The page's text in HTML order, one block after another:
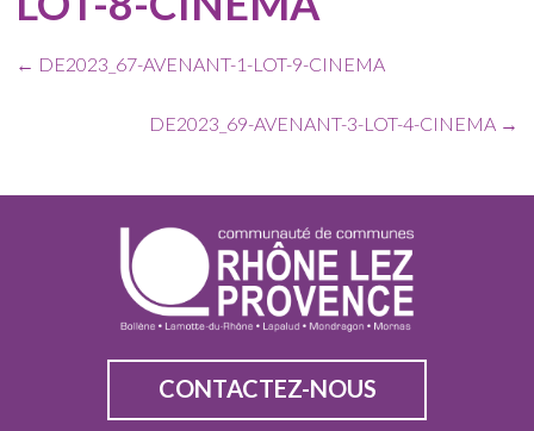
← DE2023_67-AVENANT-1-LOT-9-CINEMA
DE2023_69-AVENANT-3-LOT-4-CINEMA →
CONTACTEZ-NOUS